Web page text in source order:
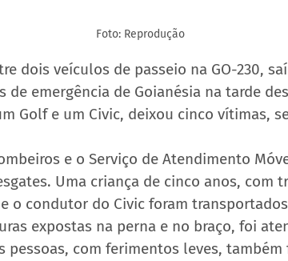
Foto: Reprodução
dois veículos de passeio na GO-230,
de emergência de Goianésia na tarde
Golf e um Civic, deixou cinco vítimas,
e o Serviço de Atendimento
Uma criança de cinco anos, com
o condutor do Civic foram
expostas na perna e no braço, foi
pessoas, com ferimentos leves,